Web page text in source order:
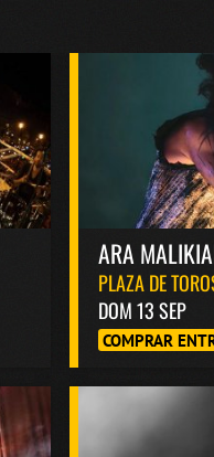
ARA
PLAZA DE
DOM 13 SEP
COMPRAR